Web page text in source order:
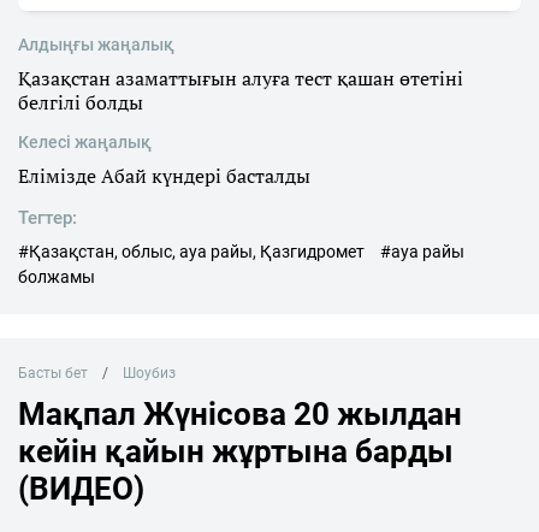
Алдыңғы жаңалық
Қазақстан азаматтығын алуға тест қашан өтетіні
белгілі болды
Келесі жаңалық
Елімізде Абай күндері басталды
Тегтер:
#Қазақстан, облыс, ауа райы, Қазгидромет
#ауа райы
болжамы
Басты бет Шоубиз
Мақпал Жүнісова 20 жылдан
кейін қайын жұртына барды
(ВИДЕО)